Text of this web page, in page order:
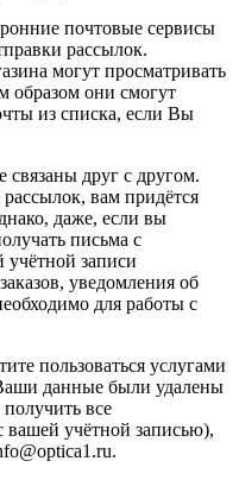
почтовые сервисы
рассылок.
могут просматривать
образом они смогут
из списка, если Вы
друг с другом.
вам придётся
даже, если вы
письма с
записи
уведомления об
для работы с
пользоваться услугами
данные были удалены
все
вашей учётной записью),